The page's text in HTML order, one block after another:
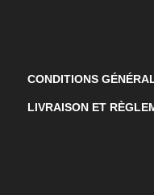
CONDITIONS
LIVRAISON ET